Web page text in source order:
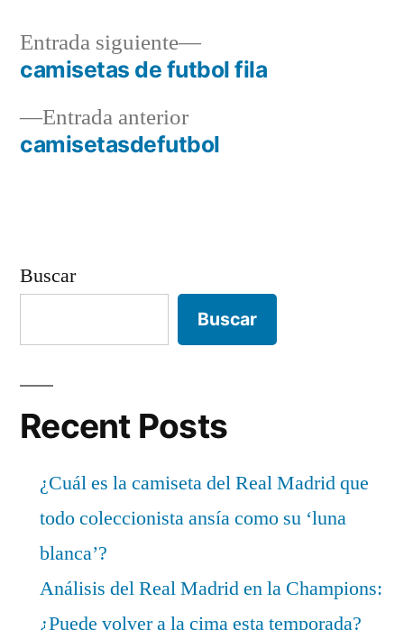
Navegación
deEntrada anteriorEntrada
anterior:
camisetasdefutbol
Entrada siguiente
Entrada
siguiente:
camisetas de futbol fila
Buscar
Buscar
Recent Posts
¿Cuál es la camiseta del Real Madrid que
todo coleccionista ansía como su ‘luna
blanca’?
Análisis del Real Madrid en la Champions:
¿Puede volver a la cima esta temporada?